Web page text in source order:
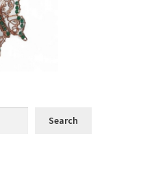
Search